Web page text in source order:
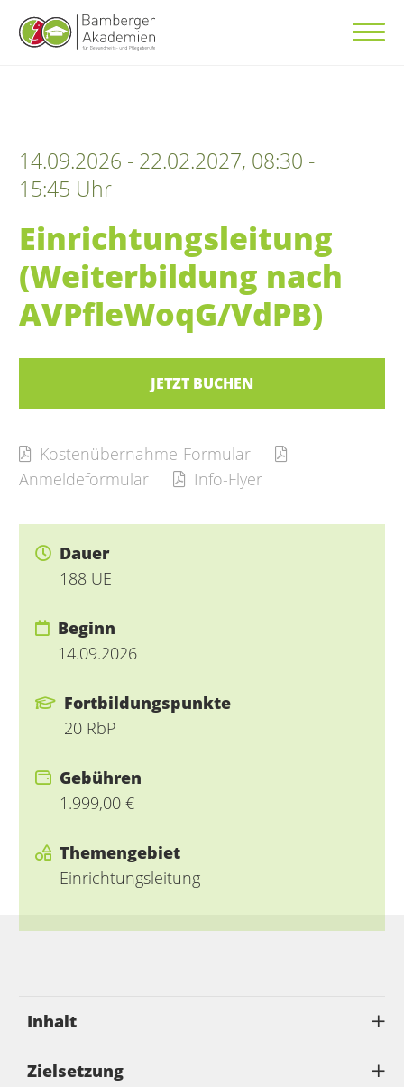
14.09.2026 - 22.02.2027, 08:30 -
15:45 Uhr
Einrichtungsleitung
(Weiterbildung nach
AVPfleWoqG/VdPB)
JETZT BUCHEN
Kostenübernahme-Formular
Anmeldeformular
Info-Flyer
Dauer
188 UE
Beginn
14.09.2026
Fortbildungspunkte
20 RbP
Gebühren
1.999,00 €
Themengebiet
Einrichtungsleitung
Inhalt
Zielsetzung